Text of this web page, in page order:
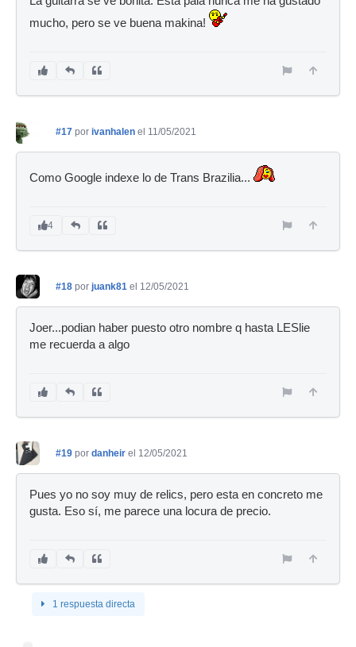
mucho, pero se ve buena makina!
#17 por ivanhalen el 11/05/2021
Como Google indexe lo de Trans Brazilia...
4
#18 por juank81 el 12/05/2021
Joer...podian haber puesto otro nombre q hasta LESlie
me recuerda a algo
#19 por danheir el 12/05/2021
Pues yo no soy muy de relics, pero esta en concreto me
gusta. Eso sí, me parece una locura de precio.
1 respuesta directa